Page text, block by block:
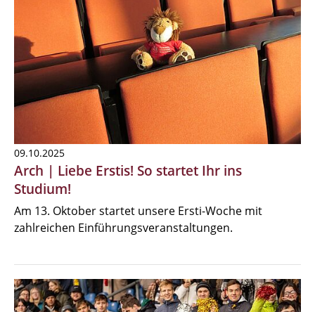
09.10.2025
Arch | Liebe Erstis! So startet Ihr ins
Studium!
Am 13. Oktober startet unsere Ersti-Woche mit
zahlreichen Einführungsveranstaltungen.